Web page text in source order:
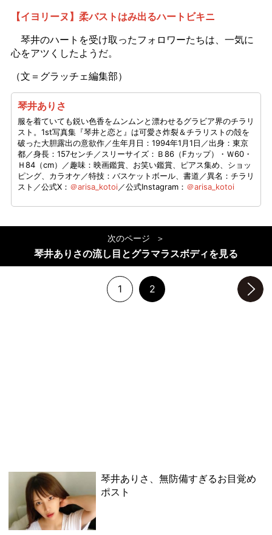
【イヨリーヌ】柔バストはみ出るハートビキニ
琴井のハートを受け取ったフォロワーたちは、一気に
心をアツくしたようだ。
（文＝グラッチェ編集部）
琴井ありさ
服を着ていても鋭い色香をムンムンと漂わせるグラビア界のチラリ
スト。1st写真集『琴井と恋と』は可愛さ炸裂＆チラリストの殻を
破った大胆露出の意欲作／生年月日：1994年1月1日／出身：東京
都／身長：157センチ／スリーサイズ：Ｂ86（Fカップ）・Ｗ60・
Ｈ84（cm）／趣味：映画鑑賞、お笑い鑑賞、ピアス集め、ショッ
ピング、カラオケ／特技：バスケットボール、書道／異名：チラリ
スト／公式X： ＠arisa_kotoi／公式Instagram： ＠arisa_kotoi
次のページ
琴井ありさの流し目とグラマラスボディを見る
1 2
琴井ありさ、無防備すぎるお目覚め
ポスト